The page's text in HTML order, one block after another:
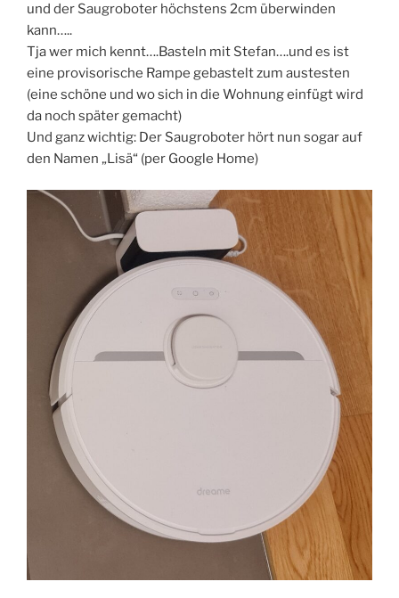
und der Saugroboter höchstens 2cm überwinden
kann…..
Tja wer mich kennt….Basteln mit Stefan….und es ist
eine provisorische Rampe gebastelt zum austesten
(eine schöne und wo sich in die Wohnung einfügt wird
da noch später gemacht)
Und ganz wichtig: Der Saugroboter hört nun sogar auf
den Namen „Lisä“ (per Google Home)